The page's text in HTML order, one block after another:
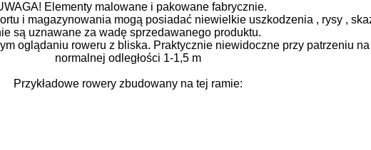
Elementy malowane i pakowane fabrycznie.
i magazynowania mogą posiadać niewielkie uszkodzenia , rysy ,
są uznawane za wadę sprzedawanego produktu.
oglądaniu roweru z bliska. Praktycznie niewidoczne przy patrzeniu na
normalnej odległości 1-1,5 m
Przykładowe rowery zbudowany na tej ramie: